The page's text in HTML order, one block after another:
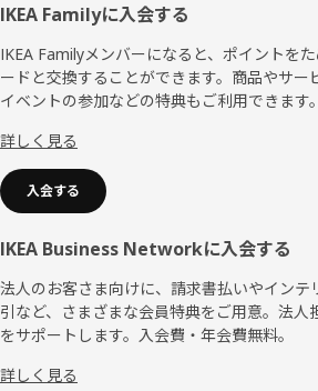
フ
ッ
タ
IKEA Familyに入会する
IKEA Familyメンバーになると、ポイントを
ードと交換することができます。商品やサー
イベントの参加などの特典もご利用できます
詳しく見る
入会する
IKEA Business Networkに入会する
法人のお客さま向けに、請求書払いやインテ
引など、さまざまな会員特典をご用意。法人
をサポートします。入会費・年会費無料。
詳しく見る